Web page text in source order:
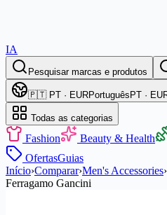
IA
Pesquisar marcas e produtos
🇵🇹 PT · EURPortuguês PT ·
Todas as categorias
Fashion Beauty & Health
OfertasGuias
Início›Comparar›Men's Accessories›
Ferragamo Gancini